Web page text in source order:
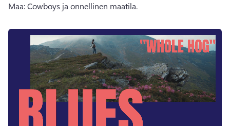
Maa: Cowboys ja onnellinen maatila.